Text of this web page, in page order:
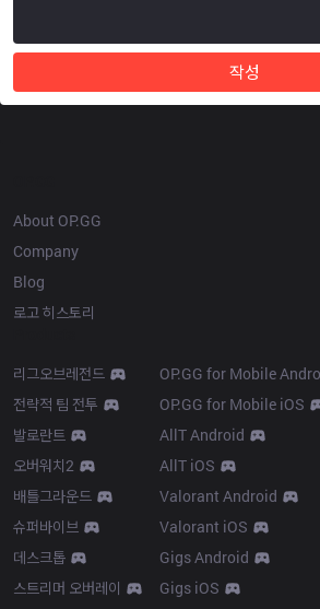
작성
About OP.GG
Company
Blog
로고 히스토리
리그오브레전드
전략적 팀 전투
발로란트
오버워치2
배틀그라운드
슈퍼바이브
데스크톱
스트리머 오버레이
OP.GG for Mobile
OP.GG for Mobile iOS
AllT Android
AllT iOS
Valorant Android
Valorant iOS
Gigs Android
Gigs iOS